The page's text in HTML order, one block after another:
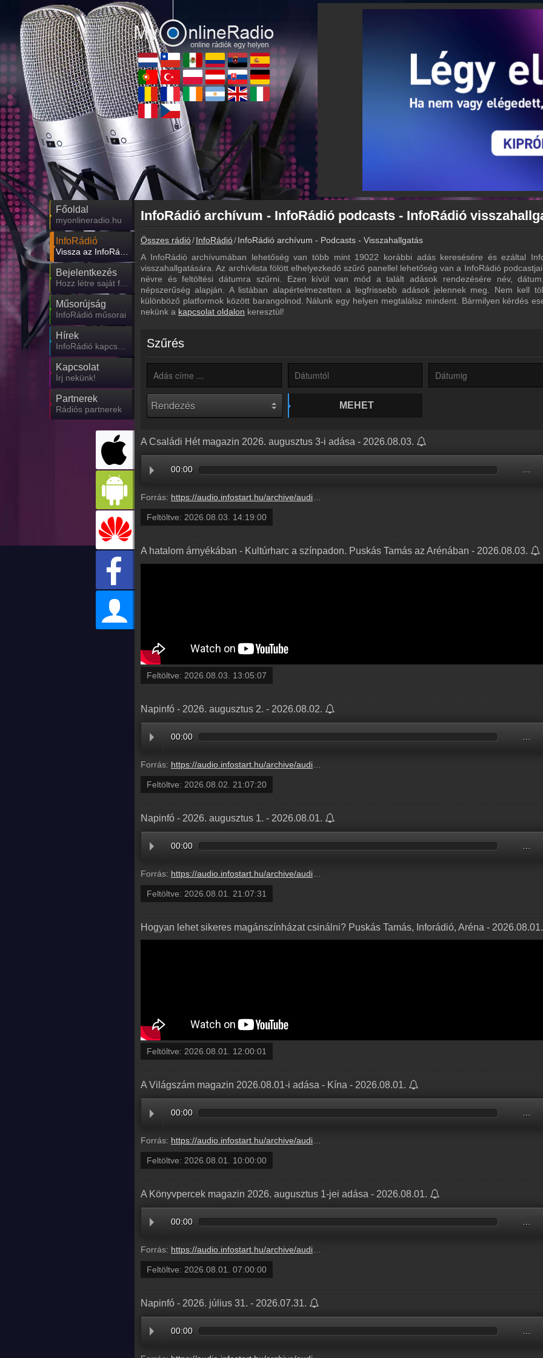
Főoldal
myonlineradio.hu
InfoRádió
Vissza az InfoRádió oldalára
Bejelentkezés
Hozz létre saját fiókot!
Műsorújság
InfoRádió műsorai
Hírek
InfoRádió kapcsolatos hírek
Kapcsolat
Írj nekünk!
Partnerek
Rádiós partnerek
InfoRádió archívum - InfoRádió podcasts - InfoRádió
Összes rádió InfoRádió InfoRádió archívum - Podcasts - Visszahallgatás
A InfoRádió archívumában lehetőség van több mint 19022 korábbi adás keresésére és ezáltal
visszahallgatására. Az archívlista fölött elhelyezkedő szűrő panellel lehetőség van a InfoRádió
névre és feltöltési dátumra szűrni. Ezen kívül van mód a talált adások rendezésére név,
népszerűség alapján. A listában alapértelmezetten a legfrissebb adások jelennek meg. Nem kell
különböző platformok között barangolnod. Nálunk egy helyen megtalálsz mindent. Bármilyen kérdés
nekünk a kapcsolat oldalon keresztül!
Szűrés
MEHET
A Családi Hét magazin 2026. augusztus 3-i adása - 2026.08.03.
00:00 …
Forrás: https://audio.infostart.hu/archive/audio/3990D/3990D3CA.mp3
Feltöltve: 2026.08.03. 14:19:00
A hatalom árnyékában - Kultúrharc a színpadon. Puskás Tamás az Arénában - 2026.08.03.
Feltöltve: 2026.08.03. 13:05:07
Napinfó - 2026. augusztus 2. - 2026.08.02.
00:00
Forrás: https://audio.infostart.hu/archive/audio/N2608/N260802.mp3
Feltöltve: 2026.08.02. 21:07:20
Napinfó - 2026. augusztus 1. - 2026.08.01.
00:00
Forrás: https://audio.infostart.hu/archive/audio/N2608/N260801.mp3
Feltöltve: 2026.08.01. 21:07:31
Hogyan lehet sikeres magánszínházat csinálni? Puskás Tamás, Inforádió, Aréna -
Feltöltve: 2026.08.01. 12:00:01
A Világszám magazin 2026.08.01-i adása - Kína - 2026.08.01.
00:00
Forrás: https://audio.infostart.hu/archive/audio/9F728/9F7285A7.mp3
Feltöltve: 2026.08.01. 10:00:00
A Könyvpercek magazin 2026. augusztus 1-jei adása - 2026.08.01.
00:00
Forrás: https://audio.infostart.hu/archive/audio/155DC/155DC897.mp3
Feltöltve: 2026.08.01. 07:00:00
Napinfó - 2026. július 31. - 2026.07.31.
00:00